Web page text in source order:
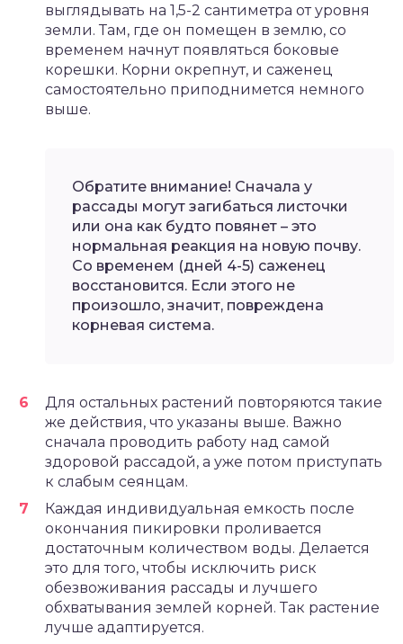
выглядывать на 1,5-2 сантиметра от уровня
земли. Там, где он помещен в землю, со
временем начнут появляться боковые
корешки. Корни окрепнут, и саженец
самостоятельно приподнимется немного
выше.
Обратите внимание! Сначала у
рассады могут загибаться листочки
или она как будто повянет – это
нормальная реакция на новую почву.
Со временем (дней 4-5) саженец
восстановится. Если этого не
произошло, значит, повреждена
корневая система.
Для остальных растений повторяются такие
же действия, что указаны выше. Важно
сначала проводить работу над самой
здоровой рассадой, а уже потом приступать
к слабым сеянцам.
Каждая индивидуальная емкость после
окончания пикировки проливается
достаточным количеством воды. Делается
это для того, чтобы исключить риск
обезвоживания рассады и лучшего
обхватывания землей корней. Так растение
лучше адаптируется.